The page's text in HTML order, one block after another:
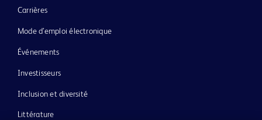
Carrières
Mode d’emploi électronique
Événements
Investisseurs
Inclusion et diversité
Littérature